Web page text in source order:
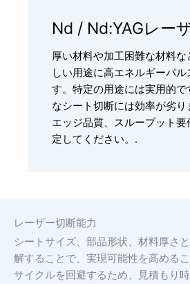
Nd / Nd:YAGレー
厚い材料や加工困難な材料
しい用途に高エネルギーパル
す。特定の用途には実用的で
なシート切断には効率が劣り
エッジ品質、スループット要
定してください。.
レーザー切断能力
シートサイズ、部品形状、材料厚さ
解することで、実現可能性を高める
サイクルを回避するため、見積もり